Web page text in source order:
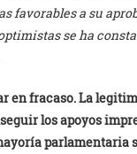
favorables a su
se ha
en fracaso. La
los apoyos
parlamentaria